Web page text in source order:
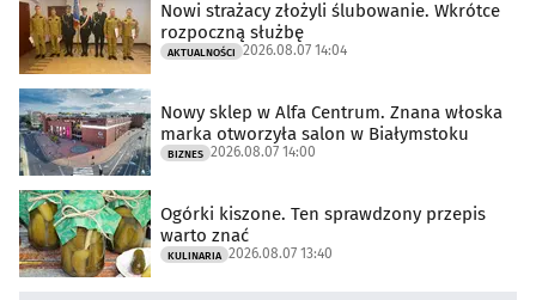
Nowi strażacy złożyli ślubowanie. Wkrótce
rozpoczną służbę
AKTUALNOŚCI 2026.08.07 14:04
Nowy sklep w Alfa Centrum. Znana włoska
marka otworzyła salon w Białymstoku
BIZNES 2026.08.07 14:00
Ogórki kiszone. Ten sprawdzony przepis
warto znać
KULINARIA 2026.08.07 13:40